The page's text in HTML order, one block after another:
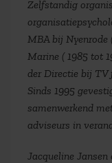
Zelfstandig
MBA bij Nyenrode
Marine ( 1985 tot
der Directie bij TV
Sinds 1995
samenwerkend
adviseurs in
Jacqueline